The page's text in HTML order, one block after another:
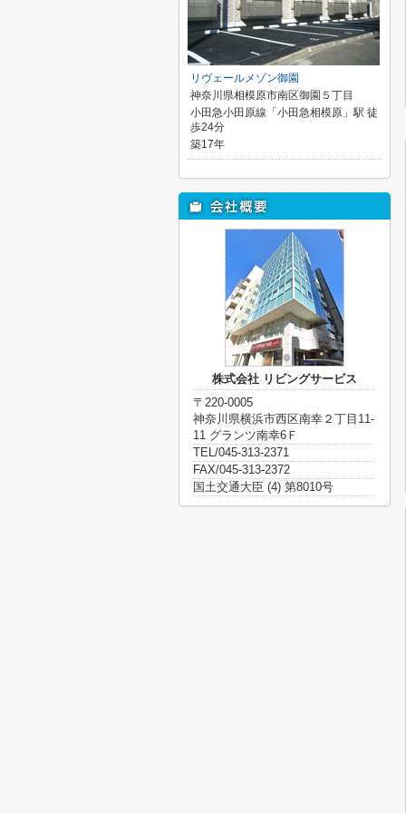
リヴェールメゾン御園
神奈川県相模原市南区御園５丁目
小田急小田原線「小田急相模原」駅 徒
歩24分
築17年
株式会社 リビングサービス
〒220-0005
神奈川県横浜市西区南幸２丁目11-
11 グランツ南幸6Ｆ
TEL/045-313-2371
FAX/045-313-2372
国土交通大臣 (4) 第8010号